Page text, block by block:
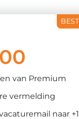
van Premium
vermelding
naar